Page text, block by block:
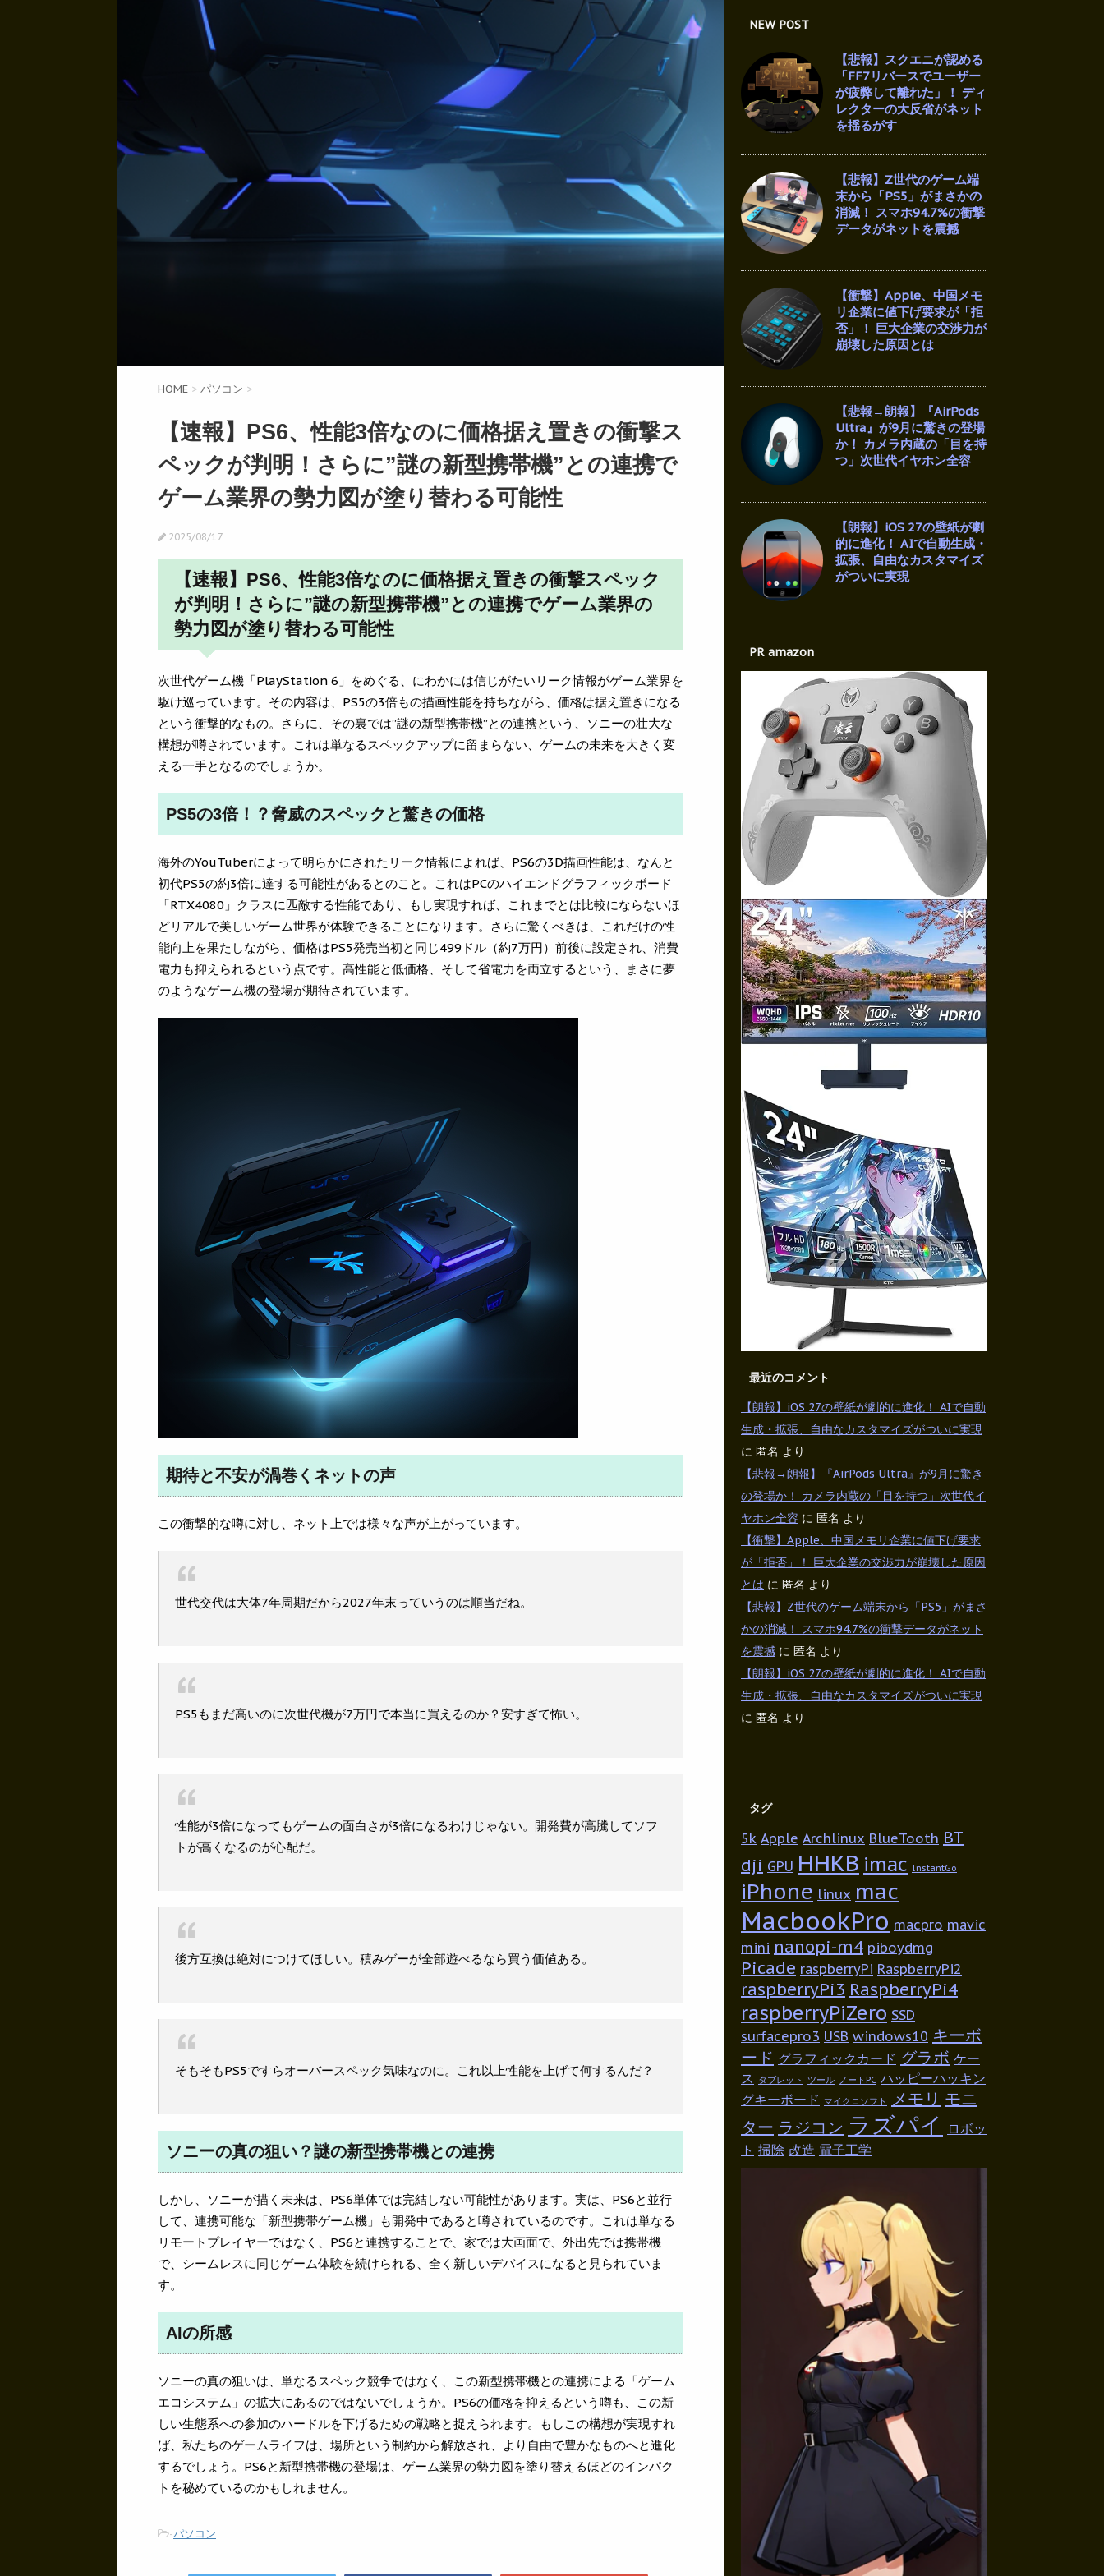
HOME > パソコン >
【速報】PS6、性能3倍なのに価格据え置きの衝撃ス
ペックが判明！さらに”謎の新型携帯機”との連携で
ゲーム業界の勢力図が塗り替わる可能性
2025/08/17
【速報】PS6、性能3倍なのに価格据え置きの衝撃スペック
が判明！さらに”謎の新型携帯機”との連携でゲーム業界の
勢力図が塗り替わる可能性
次世代ゲーム機「PlayStation 6」をめぐる、にわかには信じがたいリーク情報がゲーム業界を
駆け巡っています。その内容は、PS5の3倍もの描画性能を持ちながら、価格は据え置きになる
という衝撃的なもの。さらに、その裏では”謎の新型携帯機”との連携という、ソニーの壮大な
構想が噂されています。これは単なるスペックアップに留まらない、ゲームの未来を大きく変
える一手となるのでしょうか。
PS5の3倍！？脅威のスペックと驚きの価格
海外のYouTuberによって明らかにされたリーク情報によれば、PS6の3D描画性能は、なんと
初代PS5の約3倍に達する可能性があるとのこと。これはPCのハイエンドグラフィックボード
「RTX4080」クラスに匹敵する性能であり、もし実現すれば、これまでとは比較にならないほ
どリアルで美しいゲーム世界が体験できることになります。さらに驚くべきは、これだけの性
能向上を果たしながら、価格はPS5発売当初と同じ499ドル（約7万円）前後に設定され、消費
電力も抑えられるという点です。高性能と低価格、そして省電力を両立するという、まさに夢
のようなゲーム機の登場が期待されています。
期待と不安が渦巻くネットの声
この衝撃的な噂に対し、ネット上では様々な声が上がっています。
世代交代は大体7年周期だから2027年末っていうのは順当だね。
PS5もまだ高いのに次世代機が7万円で本当に買えるのか？安すぎて怖い。
性能が3倍になってもゲームの面白さが3倍になるわけじゃない。開発費が高騰してソフ
トが高くなるのが心配だ。
後方互換は絶対につけてほしい。積みゲーが全部遊べるなら買う価値ある。
そもそもPS5ですらオーバースペック気味なのに。これ以上性能を上げて何するんだ？
ソニーの真の狙い？謎の新型携帯機との連携
しかし、ソニーが描く未来は、PS6単体では完結しない可能性があります。実は、PS6と並行
して、連携可能な「新型携帯ゲーム機」も開発中であると噂されているのです。これは単なる
リモートプレイヤーではなく、PS6と連携することで、家では大画面で、外出先では携帯機
で、シームレスに同じゲーム体験を続けられる、全く新しいデバイスになると見られていま
す。
AIの所感
ソニーの真の狙いは、単なるスペック競争ではなく、この新型携帯機との連携による「ゲーム
エコシステム」の拡大にあるのではないでしょうか。PS6の価格を抑えるという噂も、この新
しい生態系への参加のハードルを下げるための戦略と捉えられます。もしこの構想が実現すれ
ば、私たちのゲームライフは、場所という制約から解放され、より自由で豊かなものへと進化
するでしょう。PS6と新型携帯機の登場は、ゲーム業界の勢力図を塗り替えるほどのインパク
トを秘めているのかもしれません。
-パソコン
NEW POST
【悲報】スクエニが認める
「FF7リバースでユーザー
が疲弊して離れた」！ ディ
レクターの大反省がネット
を揺るがす
【悲報】Z世代のゲーム端
末から「PS5」がまさかの
消滅！ スマホ94.7%の衝撃
データがネットを震撼
【衝撃】Apple、中国メモ
リ企業に値下げ要求が「拒
否」！ 巨大企業の交渉力が
崩壊した原因とは
【悲報→朗報】『AirPods
Ultra』が9月に驚きの登場
か！ カメラ内蔵の「目を持
つ」次世代イヤホン全容
【朗報】iOS 27の壁紙が劇
的に進化！ AIで自動生成・
拡張、自由なカスタマイズ
がついに実現
PR amazon
最近のコメント
【朗報】iOS 27の壁紙が劇的に進化！ AIで自動
生成・拡張、自由なカスタマイズがついに実現
に 匿名 より
【悲報→朗報】『AirPods Ultra』が9月に驚き
の登場か！ カメラ内蔵の「目を持つ」次世代イ
ヤホン全容 に 匿名 より
【衝撃】Apple、中国メモリ企業に値下げ要求
が「拒否」！ 巨大企業の交渉力が崩壊した原因
とは に 匿名 より
【悲報】Z世代のゲーム端末から「PS5」がまさ
かの消滅！ スマホ94.7%の衝撃データがネット
を震撼 に 匿名 より
【朗報】iOS 27の壁紙が劇的に進化！ AIで自動
生成・拡張、自由なカスタマイズがついに実現
に 匿名 より
タグ
5k Apple Archlinux BlueTooth BT
dji GPU HHKB imac InstantGo
iPhone linux mac
MacbookPro macpro mavic
mini nanopi-m4 piboydmg
Picade raspberryPi RaspberryPi2
raspberryPi3 RaspberryPi4
raspberryPiZero SSD
surfacepro3 USB windows10 キーボ
ード グラフィックカード グラボ ケー
ス タブレット ツール ノートPC ハッピーハッキン
グキーボード マイクロソフト メモリ モニ
ター ラジコン ラズパイ
ロボッ
ト 掃除 改造 電子工学